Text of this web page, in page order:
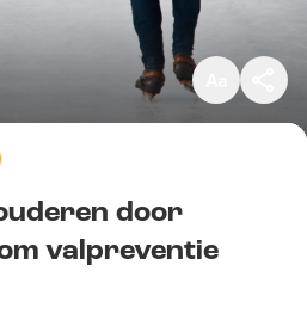
Groot
door
valpreventie